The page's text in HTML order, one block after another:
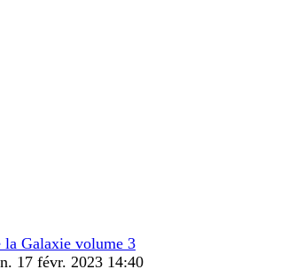
la Galaxie volume 3
17 févr. 2023 14:40